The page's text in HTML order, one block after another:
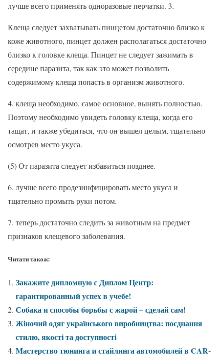
лучше всего применять одноразовые перчатки. 3.
Клеща следует захватывать пинцетом достаточно близко к
коже животного, пинцет должен располагаться достаточно
близко к головке клеща. Пинцет не следует зажимать в
середине паразита, так как это может позволить
содержимому клеща попасть в организм животного.
4. клеща необходимо, самое основное, вынять полностью.
Поэтому необходимо увидеть головку клеща, когда его
тащат, и также убедиться, что он вышел целым, тщательно
осмотрев место укуса.
(5) От паразита следует избавиться позднее.
6. лучше всего продезинфицировать место укуса и
тщательно промыть руки потом.
7. теперь достаточно следить за животным на предмет
признаков клещевого заболевания.
Читати також:
Закажите дипломную с Диплом Центр:
гарантированный успех в учебе!
Собака и способы борьбы с жарой – сделай сам!
Жіночий одяг українського виробництва: поєднання
стилю, якості та доступності
Мастерство тюнинга и стайлинга автомобилей в CAR-